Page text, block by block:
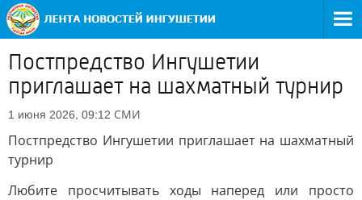
Постпредство Ингушетии
приглашает на шахматный турнир
1 июня 2026, 09:12 СМИ
Постпредство Ингушетии приглашает на шахматный
турнир
Любите просчитывать ходы наперед или просто